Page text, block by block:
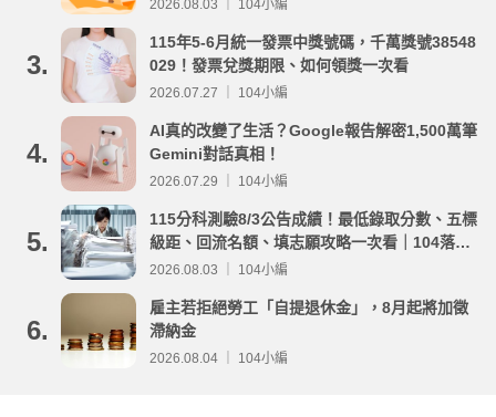
2026.08.03 ｜ 104小編
3.
115年5-6月統一發票中獎號碼，千萬獎號38548
029！發票兌獎期限、如何領獎一次看
2026.07.27 ｜ 104小編
4.
AI真的改變了生活？Google報告解密1,500萬筆
Gemini對話真相！
2026.07.29 ｜ 104小編
5.
115分科測驗8/3公告成績！最低錄取分數、五標
級距、回流名額、填志願攻略一次看｜104落點
分析
2026.08.03 ｜ 104小編
6.
雇主若拒絕勞工「自提退休金」，8月起將加徵
滯納金
2026.08.04 ｜ 104小編